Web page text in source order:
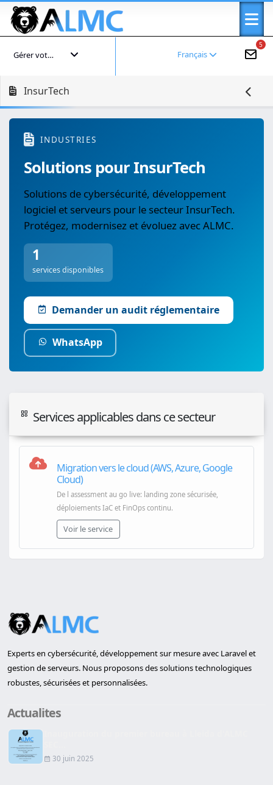
5
Français
Gérer votre compte
InsurTech
INDUSTRIES
Solutions pour InsurTech
Solutions de cybersécurité, développement
logiciel et serveurs pour le secteur InsurTech.
Protégez, modernisez et évoluez avec ALMC.
1
services disponibles
Demander un audit réglementaire
WhatsApp
Services applicables dans ce secteur
Migration vers le cloud (AWS, Azure, Google
Cloud)
De l assessment au go live: landing zone sécurisée,
déploiements IaC et FinOps continu.
Voir le service
Experts en cybersécurité, développement sur mesure avec Laravel et
gestion de serveurs. Nous proposons des solutions technologiques
robustes, sécurisées et personnalisées.
Actualites
30 juin 2025